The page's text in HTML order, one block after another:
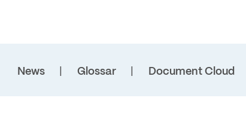
News Glossar Document Cloud